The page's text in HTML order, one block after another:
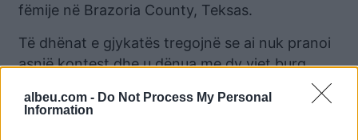
albeu.com - Do Not Process My Personal
Information
fëmije në Brazoria County, Teksas.
Të dhënat e gjykatës tregojnë se ai nuk pranoi
asnjë kontest dhe u dënua me dy vjet burg.
McDougal, u dënua gjithashtu në 2010 dhe
2019 për sulm të rëndë me një armë.